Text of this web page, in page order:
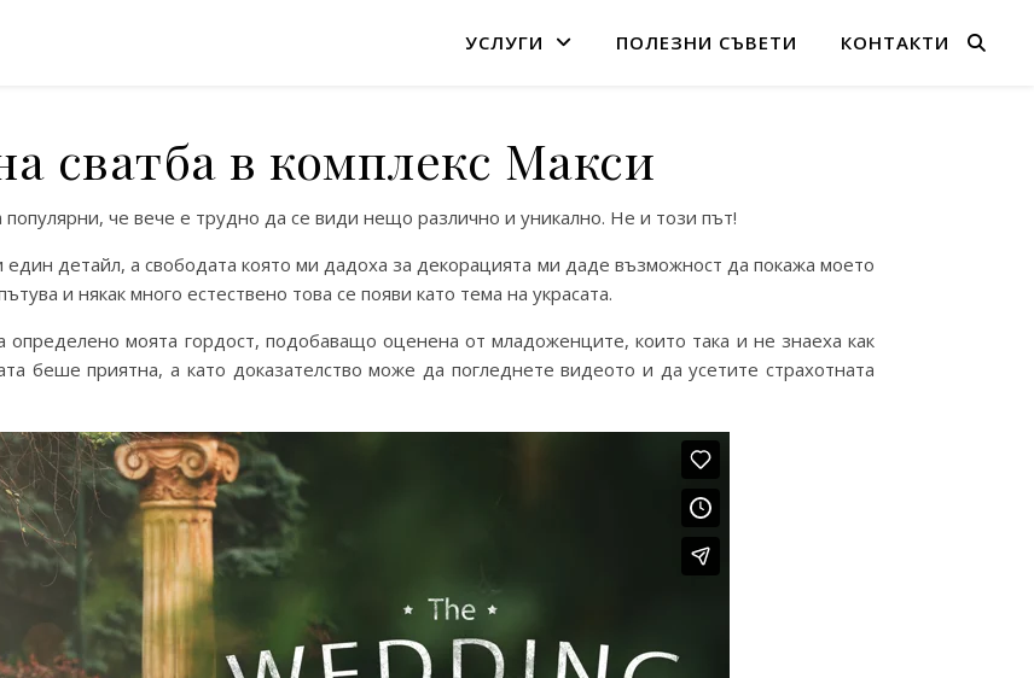
УСЛУГИ ПОЛЕЗНИ СЪВЕТИ КОНТАКТИ
сватба в комплекс Макси
популярни, че вече е трудно да се види нещо различно и уникално. Не и този път!
детайл, а свободата която ми дадоха за декорацията ми даде възможност да покажа моето
и някак много естествено това се появи като тема на украсата.
определено моята гордост, подобаващо оценена от младоженците, които така и не знаеха как
беше приятна, а като доказателство може да погледнете видеото и да усетите страхотната